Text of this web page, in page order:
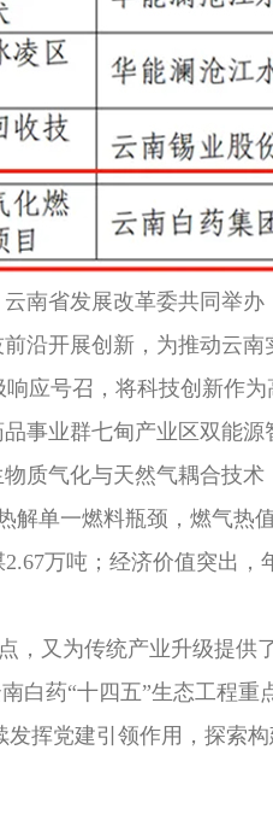
省发展改革委共同举办
沿开展创新，为推动云南
号召，将科技创新作为
事业群七甸产业区双能
质气化与天然气耦合技
单一燃料瓶颈，燃气热
万吨；经济价值突出
又为传统产业升级提供
白药“十四五”生态工程重
党建引领作用，探索构